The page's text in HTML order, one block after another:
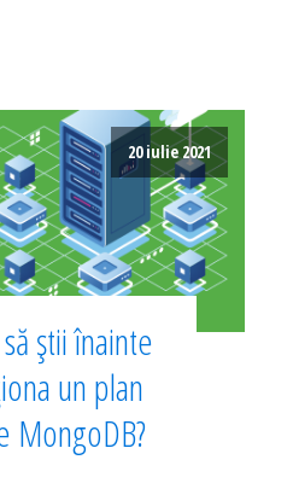
20 iulie 2021
știi înainte
un plan
MongoDB?